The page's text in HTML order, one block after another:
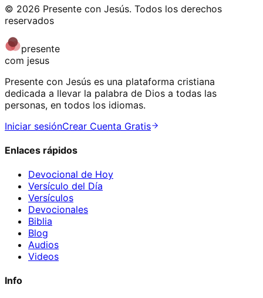
© 2026 Presente con Jesús. Todos los derechos
reservados
presente
com jesus
Presente con Jesús es una plataforma cristiana
dedicada a llevar la palabra de Dios a todas las
personas, en todos los idiomas.
Iniciar sesiónCrear Cuenta Gratis
Enlaces rápidos
Devocional de Hoy
Versículo del Día
Versículos
Devocionales
Biblia
Blog
Audios
Videos
Info